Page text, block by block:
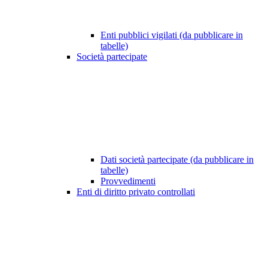
Enti pubblici vigilati (da pubblicare in
tabelle)
Società partecipate
Dati società partecipate (da pubblicare in
tabelle)
Provvedimenti
Enti di diritto privato controllati